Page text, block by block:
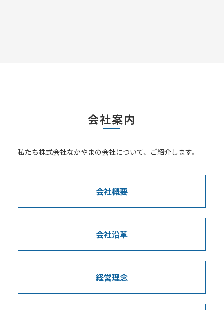
会社案内
私たち株式会社なかやまの会社について、ご紹介します。
会社概要
会社沿革
経営理念